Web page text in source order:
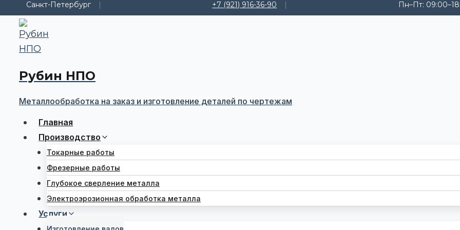
Перейти
содержимому
Санкт-Петербург +7 (921) 916-36-90 Пн–Пт:
Рубин НПО
Металлообработка на заказ и изготовление деталей по чертежам
Главная
Производство
Токарные работы
Фрезерные работы
Глубокое сверление металла
Электроэрозионная обработка металла
Услуги